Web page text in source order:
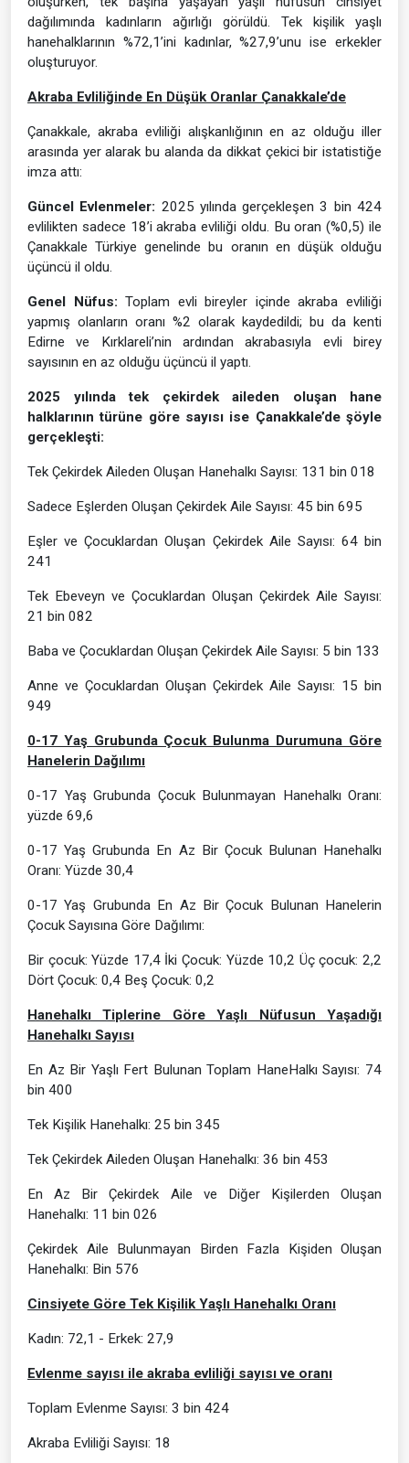
dağılımında kadınların ağırlığı görüldü. Tek kişilik yaşlı
hanehalklarının %72,1’ini kadınlar, %27,9’unu ise erkekler
oluşturuyor.
Akraba Evliliğinde En Düşük Oranlar Çanakkale’de
Çanakkale, akraba evliliği alışkanlığının en az olduğu iller
arasında yer alarak bu alanda da dikkat çekici bir istatistiğe
imza attı:
Güncel Evlenmeler: 2025 yılında gerçekleşen 3 bin 424
evlilikten sadece 18’i akraba evliliği oldu. Bu oran (%0,5) ile
Çanakkale Türkiye genelinde bu oranın en düşük olduğu
üçüncü il oldu.
Genel Nüfus: Toplam evli bireyler içinde akraba evliliği
yapmış olanların oranı %2 olarak kaydedildi; bu da kenti
Edirne ve Kırklareli’nin ardından akrabasıyla evli birey
sayısının en az olduğu üçüncü il yaptı.
2025 yılında tek çekirdek aileden oluşan hane
halklarının türüne göre sayısı ise Çanakkale’de şöyle
gerçekleşti:
Tek Çekirdek Aileden Oluşan Hanehalkı Sayısı: 131 bin 018
Sadece Eşlerden Oluşan Çekirdek Aile Sayısı: 45 bin 695
Eşler ve Çocuklardan Oluşan Çekirdek Aile Sayısı: 64 bin
241
Tek Ebeveyn ve Çocuklardan Oluşan Çekirdek Aile Sayısı:
21 bin 082
Baba ve Çocuklardan Oluşan Çekirdek Aile Sayısı: 5 bin 133
Anne ve Çocuklardan Oluşan Çekirdek Aile Sayısı: 15 bin
949
0-17 Yaş Grubunda Çocuk Bulunma Durumuna Göre
Hanelerin Dağılımı
0-17 Yaş Grubunda Çocuk Bulunmayan Hanehalkı Oranı:
yüzde 69,6
0-17 Yaş Grubunda En Az Bir Çocuk Bulunan Hanehalkı
Oranı: Yüzde 30,4
0-17 Yaş Grubunda En Az Bir Çocuk Bulunan Hanelerin
Çocuk Sayısına Göre Dağılımı:
Bir çocuk: Yüzde 17,4 İki Çocuk: Yüzde 10,2 Üç çocuk: 2,2
Dört Çocuk: 0,4 Beş Çocuk: 0,2
Hanehalkı Tiplerine Göre Yaşlı Nüfusun Yaşadığı
Hanehalkı Sayısı
En Az Bir Yaşlı Fert Bulunan Toplam HaneHalkı Sayısı: 74
bin 400
Tek Kişilik Hanehalkı: 25 bin 345
Tek Çekirdek Aileden Oluşan Hanehalkı: 36 bin 453
En Az Bir Çekirdek Aile ve Diğer Kişilerden Oluşan
Hanehalkı: 11 bin 026
Çekirdek Aile Bulunmayan Birden Fazla Kişiden Oluşan
Hanehalkı: Bin 576
Cinsiyete Göre Tek Kişilik Yaşlı Hanehalkı Oranı
Kadın: 72,1 - Erkek: 27,9
Evlenme sayısı ile akraba evliliği sayısı ve oranı
Toplam Evlenme Sayısı: 3 bin 424
Akraba Evliliği Sayısı: 18